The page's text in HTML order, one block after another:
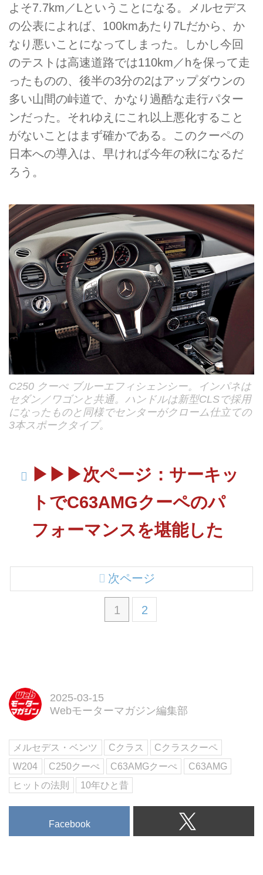
よそ7.7km／Lということになる。メルセデス
の公表によれば、100kmあたり7Lだから、か
なり悪いことになってしまった。しかし今回
のテストは高速道路では110km／hを保って走
ったものの、後半の3分の2はアップダウンの
多い山間の峠道で、かなり過酷な走行パター
ンだった。それゆえにこれ以上悪化すること
がないことはまず確かである。このクーペの
日本への導入は、早ければ今年の秋になるだ
ろう。
C250 クーぺ ブルーエフィシェンシー。インパネは
セダン／ワゴンと共通。ハンドルは新型CLSで採用
になったものと同様でセンターがクローム仕立ての
3本スポークタイプ。
▶︎▶︎▶︎次ページ：サーキッ
トでC63AMGクーペのパ
フォーマンスを堪能した
1 2
次ページ
2025-03-15
Webモーターマガジン編集部
メルセデス・ベンツ Cクラス
Cクラスクーペ
W204
C250クーぺ C63AMGクーぺ
C63AMG
ヒットの法則
10年ひと昔
Facebook